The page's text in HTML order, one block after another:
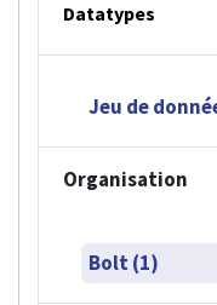
Datatypes
Jeu de
Organisation
Bolt (1)